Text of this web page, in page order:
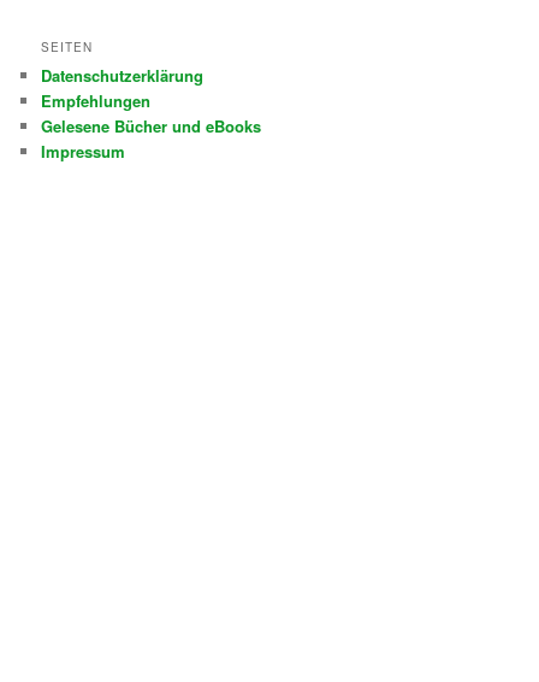
SEITEN
Datenschutzerklärung
Empfehlungen
Gelesene Bücher und eBooks
Impressum